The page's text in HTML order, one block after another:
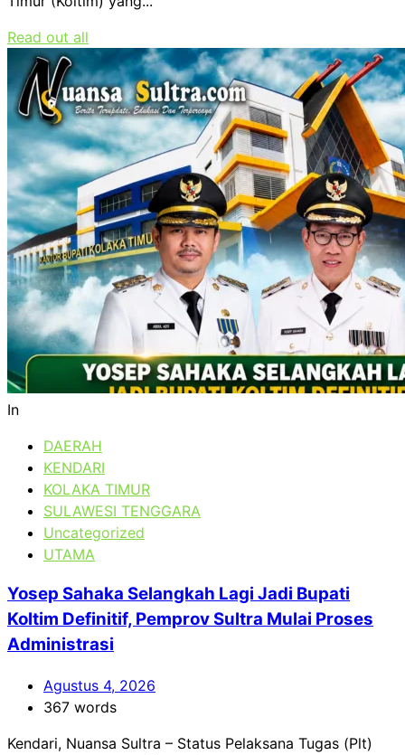
Read out all
In
DAERAH
KENDARI
KOLAKA TIMUR
SULAWESI TENGGARA
Uncategorized
UTAMA
Yosep Sahaka Selangkah Lagi Jadi Bupati
Koltim Definitif, Pemprov Sultra Mulai Proses
Administrasi
Agustus 4, 2026
367 words
Kendari, Nuansa Sultra – Status Pelaksana Tugas (Plt)